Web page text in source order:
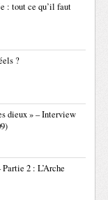
: tout ce qu’il faut
?
dieux » – Interview
2 : L’Arche